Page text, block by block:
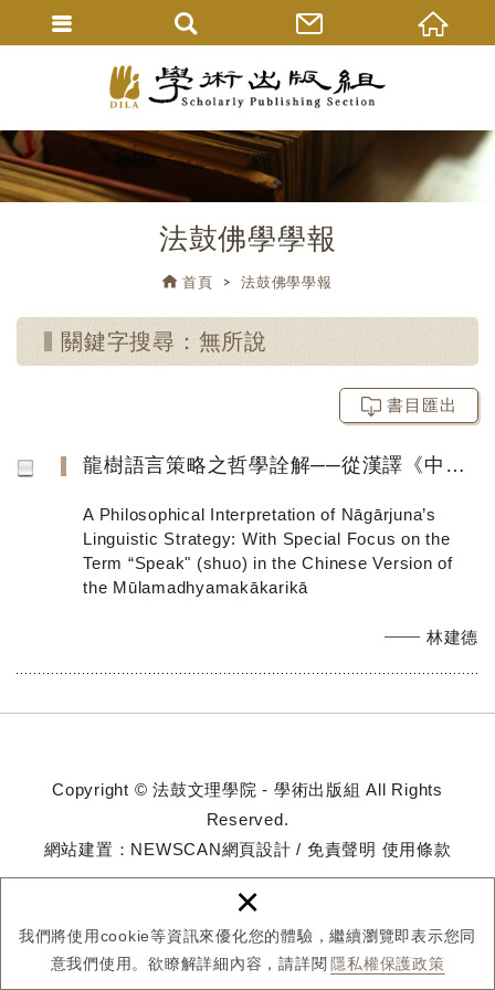
我們將使用cookie等資訊來優化您的體驗，繼續瀏覽即表示您同
意我們使用。欲瞭解詳細內容，請詳閱 隱私權保護政策
×
法鼓佛學學報
首頁 法鼓佛學學報
關鍵字搜尋：無所說
書目匯出
龍樹語言策略之哲學詮解──從漢譯《中論》之「說」字作線索
A Philosophical Interpretation of Nāgārjuna’s
Linguistic Strategy: With Special Focus on the
Term “Speak" (shuo) in the Chinese Version of
the Mūlamadhyamakākarikā
林建德
Copyright © 法鼓文理學院 - 學術出版組 All Rights
Reserved.
網站建置： NEWSCAN網頁設計 / 免責聲明 使用條款